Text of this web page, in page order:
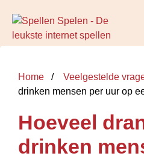
Home Veelgestelde
drinken mensen per uur op
Hoeveel
drinken